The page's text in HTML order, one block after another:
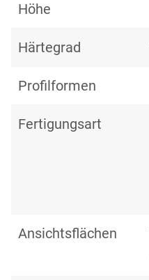
Höhe
Härtegrad
Profilformen
Fertigungsart
Ansichtsflächen